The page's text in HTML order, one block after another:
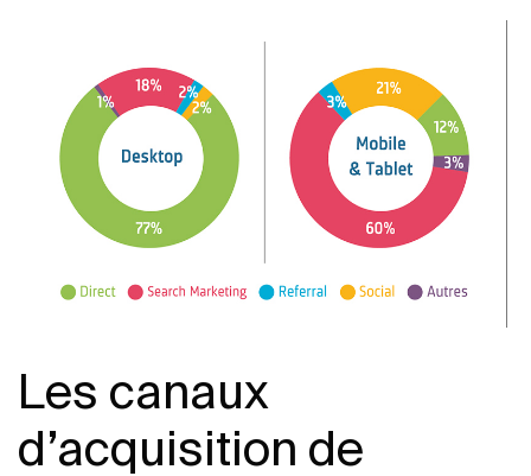
Les canaux
d’acquisition de